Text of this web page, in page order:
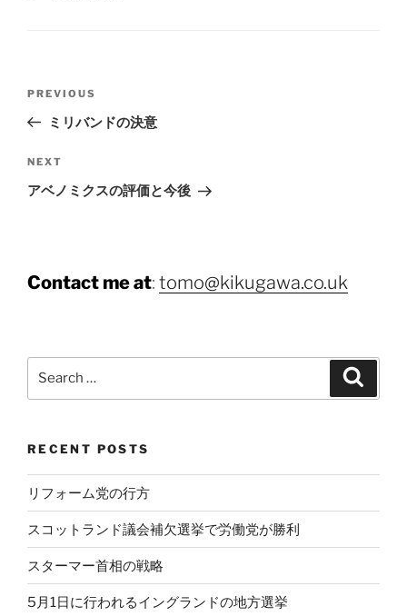
Previous
Post
PREVIOUS
ミリバンドの決意
Next
Post
NEXT
アベノミクスの評価と今後
Contact me at: tomo@kikugawa.co.uk
RECENT POSTS
リフォーム党の行方
スコットランド議会補欠選挙で労働党が勝利
スターマー首相の戦略
5月1日に行われるイングランドの地方選挙